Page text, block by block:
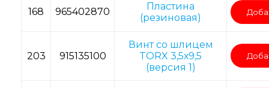
168 965402870
Пластина
(резиновая)
203 915135100
Винт со шлицем
TORX 3,5х9,5
(версия 1)